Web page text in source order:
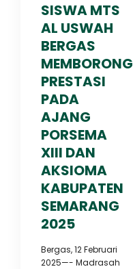
SISWA MTS
AL USWAH
BERGAS
MEMBORONG
PRESTASI
PADA
AJANG
PORSEMA
XIII DAN
AKSIOMA
KABUPATEN
SEMARANG
2025
Bergas, 12 Februari
2025—- Madrasah